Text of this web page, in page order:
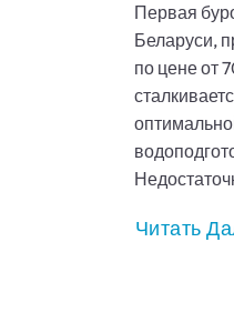
Первая
Беларуси,
по цене от
Читать